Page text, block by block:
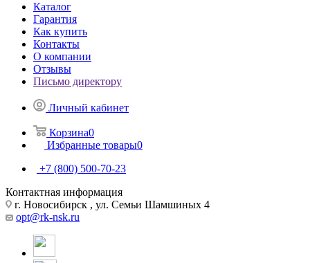
Каталог
Гарантия
Как купить
Контакты
О компании
Отзывы
Письмо директору
Личный кабинет
Корзина0
Избранные товары0
+7 (800) 500-70-23
Контактная информация
г. Новосибирск , ул. Семьи Шамшиных 4
opt@rk-nsk.ru